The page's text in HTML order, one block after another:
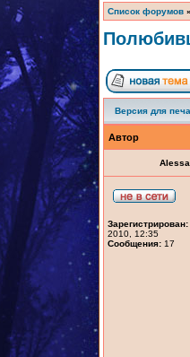
Список форумов »
Версия для
Автор
Alessa
Зарегистрирован:
2010, 12:35
Сообщения: 17